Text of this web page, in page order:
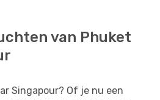
van Phuket
Singapour? Of je nu een